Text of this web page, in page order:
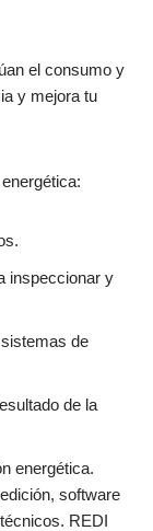
el consumo y
y mejora tu
inspeccionar y
de
de la
energética.
software
REDI